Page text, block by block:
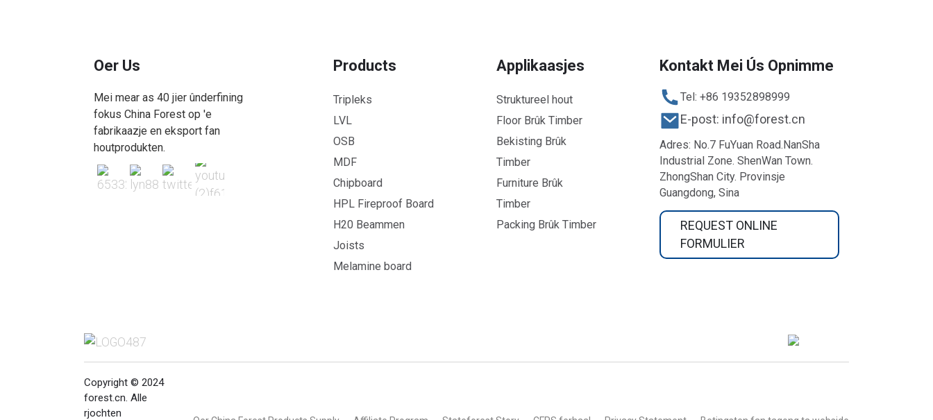
Oer Us
Mei mear as 40 jier ûnderfining
fokus China Forest op 'e
fabrikaazje en eksport fan
houtprodukten.
Products
Tripleks
LVL
OSB
MDF
Chipboard
HPL Fireproof Board
H20 Beammen
Joists
Melamine board
Applikaasjes
Struktureel hout
Floor Brûk Timber
Bekisting Brûk
Timber
Furniture Brûk
Timber
Packing Brûk Timber
Kontakt Mei Ús Opnimme
Tel: +86 19352898999
E-post: info@forest.cn
Adres: No.7 FuYuan Road.NanSha
Industrial Zone. ShenWan Town.
ZhongShan City. Provinsje
Guangdong, Sina
REQUEST ONLINE
FORMULIER
Copyright © 2024
forest.cn. Alle
rjochten